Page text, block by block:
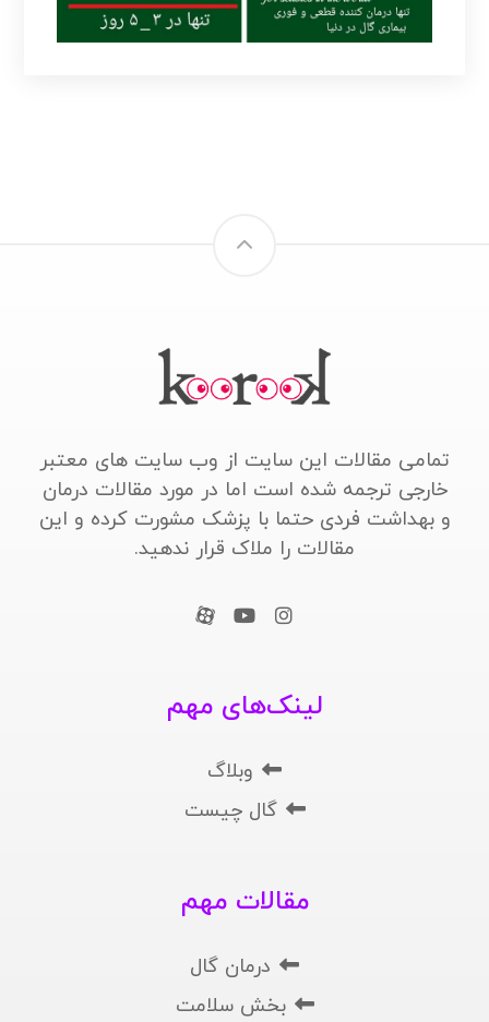
تمامی مقالات این سایت از وب سایت های معتبر
خارجی ترجمه شده است اما در مورد مقالات درمان
و بهداشت فردی حتما با پزشک مشورت کرده و این
مقالات را ملاک قرار ندهید.
لینک‌های مهم
وبلاگ
گال چیست
مقالات مهم
درمان گال
بخش سلامت